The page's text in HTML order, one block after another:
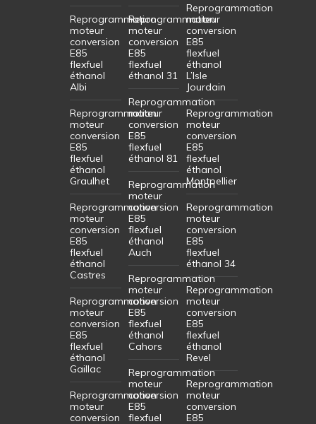
Reprogrammation
moteur
conversion
E85
flexfuel
éthanol
Albi
Reprogrammation
moteur
conversion
E85
flexfuel
éthanol
Graulhet
Reprogrammation
moteur
conversion
E85
flexfuel
éthanol
Castres
Reprogrammation
moteur
conversion
E85
flexfuel
éthanol
Gaillac
Reprogrammation
moteur
conversion
Reprogrammation
moteur
conversion
E85
flexfuel
éthanol 31
Reprogrammation
moteur
conversion
E85
flexfuel
éthanol 81
Reprogrammation
moteur
conversion
E85
flexfuel
éthanol
Auch
Reprogrammation
moteur
conversion
E85
flexfuel
éthanol
Cahors
Reprogrammation
moteur
conversion
E85
flexfuel
Reprogrammation
moteur
conversion
E85
flexfuel
éthanol
L’Isle
Jourdain
Reprogrammation
moteur
conversion
E85
flexfuel
éthanol
Montpellier
Reprogrammation
moteur
conversion
E85
flexfuel
éthanol 34
Reprogrammation
moteur
conversion
E85
flexfuel
éthanol
Revel
Reprogrammation
moteur
conversion
E85